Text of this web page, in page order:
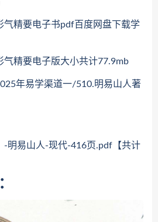
气精要电子书pdf百度网盘下载学
气精要电子版大小共计77.9mb
年易学渠道一/510.明易山人著
-明易山人-现代-416页.pdf【共计